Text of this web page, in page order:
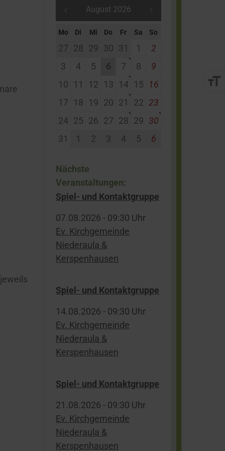
format_size
08.00 Uhr - 13.00 Uhr
14.00 Uhr - 16.00 Uhr
Freitag
08.00 Uhr - 13.00 Uhr
Das Bürgerbüro ist
durchgehend geöffnet.
BIC:HELADEF1HER
Volksbank Mittelhessen
eG
IBAN: DE29 5139 0000
0054 8351 08
BIC:VBMHDE5FXXX
VR-Bank Nordrhön eG
0007 1245 11
August 2026
Mo Di Mi Do Fr Sa So
27 28 29 30 31 1
2
3
4 5 6 7 8
9
10
11 12 13 14 15
16
17
18 19 20 21 22 23
24 25 26 27 28 29 30
31
1 2 3 4 5 6
Nächste
Veranstaltungen:
Spiel- und Kontaktgruppe
07.​08.​2026 - 09:30 Uhr
Ev. Kirchgemeinde
Niederaula &
Kerspenhausen
Spiel- und Kontaktgruppe
14.​08.​2026 - 09:30 Uhr
Ev. Kirchgemeinde
Niederaula &
Kerspenhausen
Spiel- und Kontaktgruppe
21.​08.​2026 - 09:30 Uhr
Ev. Kirchgemeinde
Niederaula &
Kerspenhausen